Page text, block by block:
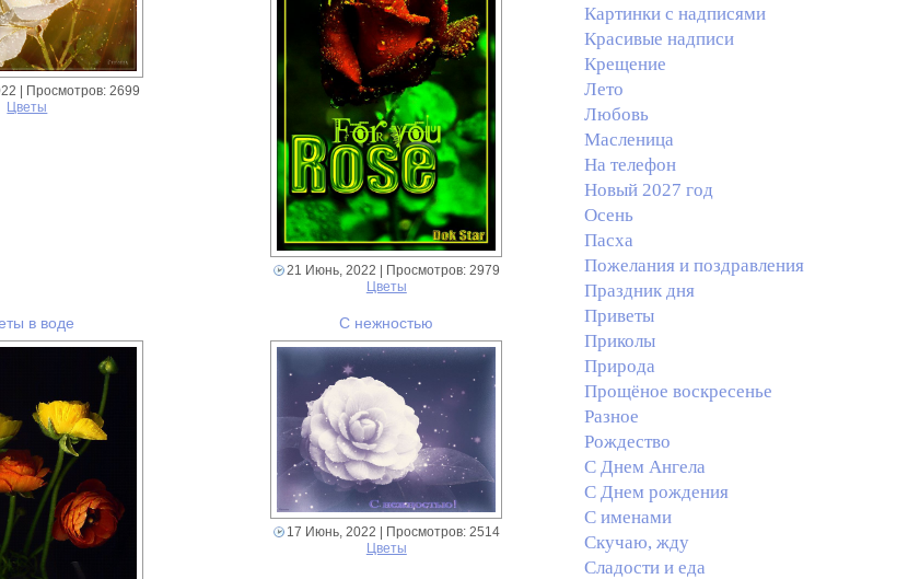
| Просмотров: 2699
Цветы
21 Июнь, 2022 | Просмотров: 2979
Цветы
в воде С нежностью
17 Июнь, 2022 | Просмотров: 2514
Цветы
Картинки с надписями
Красивые надписи
Крещение
Лето
Любовь
Масленица
На телефон
Новый 2027 год
Осень
Пасха
Пожелания и поздравления
Праздник дня
Приветы
Приколы
Природа
Прощёное воскресенье
Разное
Рождество
С Днем Ангела
С Днем рождения
С именами
Скучаю, жду
Сладости и еда